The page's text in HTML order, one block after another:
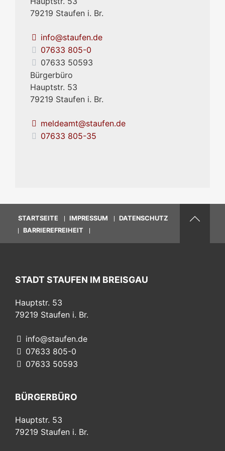
79219 Staufen i. Br.
info@staufen.de
07633 805-0
07633 50593
Bürgerbüro
Hauptstr. 53
79219 Staufen i. Br.
meldeamt@staufen.de
07633 805-35
STARTSEITE IMPRESSUM
DATENSCHUTZ
BARRIEREFREIHEIT
STADT STAUFEN IM BREISGAU
Hauptstr. 53
79219 Staufen i. Br.
info@staufen.de
07633 805-0
07633 50593
BÜRGERBÜRO
Hauptstr. 53
79219 Staufen i. Br.